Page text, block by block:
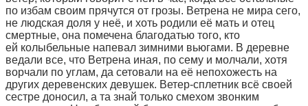
по избам своим прячутся от грозы. Ветрена не мира сего,
не людская доля у неё, и хоть родили её мать и отец
смертные, она помечена благодатью того, кто
ей колыбельные напевал зимними вьюгами. В деревне
ведали все, что Ветрена иная, по сему и молчали, хотя
ворчали по углам, да сетовали на её непохожесть на
других деревенских девушек. Ветер-сплетник всё своей
сестре доносил, а та знай только смехом звонким